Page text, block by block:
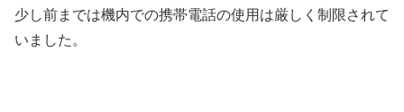
少し前までは機内での携帯電話の使用は厳しく制限されて
いました。